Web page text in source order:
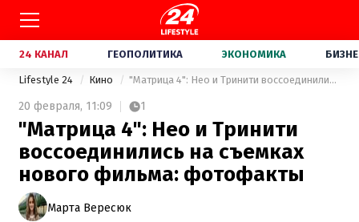
24 КАНАЛ ГЕОПОЛИТИКА ЭКОНОМИКА
Lifestyle 24 Кино "Матрица 4": Нео и Тринити воссоединились на съемках нового фильма: фотофакты
20 февраля, 11:09 1
"Матрица 4": Нео и Тринити
воссоединились на съемках
нового фильма: фотофакты
Марта Вересюк